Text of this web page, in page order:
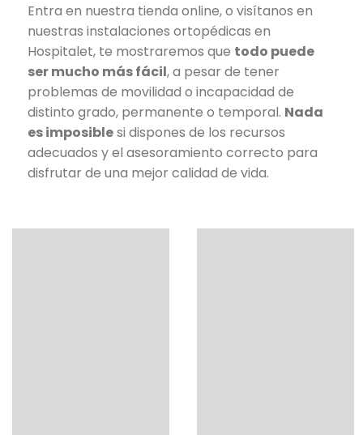
Entra en nuestra tienda online, o visítanos en
nuestras instalaciones ortopédicas en
Hospitalet, te mostraremos que todo puede
ser mucho más fácil, a pesar de tener
problemas de movilidad o incapacidad de
distinto grado, permanente o temporal. Nada
es imposiblesi dispones de los recursos
adecuados y el asesoramiento correcto para
disfrutar de una mejor calidad de vida.